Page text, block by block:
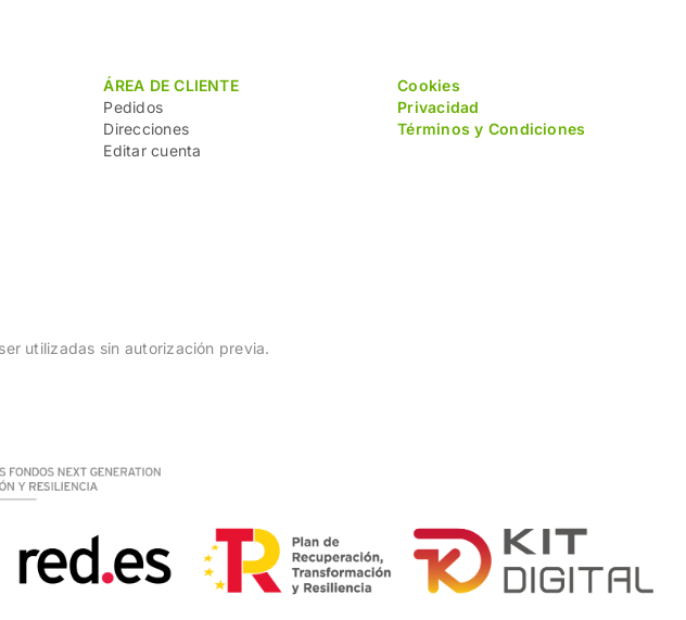
ÁREA DE CLIENTE
Pedidos
Direcciones
Editar cuenta
Cookies
Privacidad
Términos y Condiciones
utilizadas sin autorización previa.